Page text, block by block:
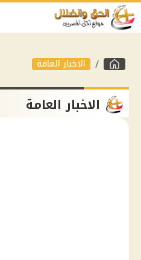
الاخبار العامة
الاخبار العامة